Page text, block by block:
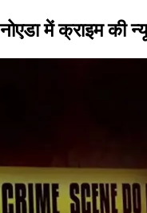
नोएडा में क्राइम की